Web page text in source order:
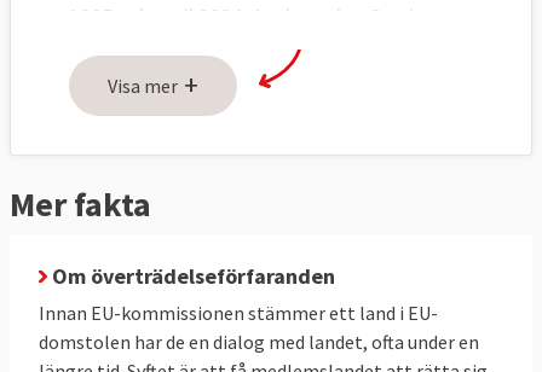
1995 och april 2024. Av dessa har Sverige
vunnit 13 rättegångar och förlorat 38
processer i EU-domstolen. I tre fall
förlorade Sverige delvis och en tvist blev
EU-kommissionen mot Sverige 36 – 11
haft två delvisa förluster och förlorat 36
gånger i domstolsprocesserna med EU-
kommissionen om vad som är rätt eller fel
Visa mer +
Mer fakta
Om överträdelseförfaranden
Innan EU-kommissionen stämmer ett land i EU-
domstolen har de en dialog med landet, ofta under en